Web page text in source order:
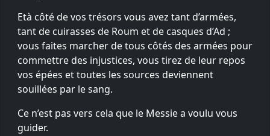
Età côté de vos trésors vous avez tant d’armées,
tant de cuirasses de Roum et de casques d’Ad ;
vous faites marcher de tous côtés des armées pour
commettre des injustices, vous tirez de leur repos
vos épées et toutes les sources deviennent
souillées par le sang.
Ce n’est pas vers cela que le Messie a voulu vous
guider.